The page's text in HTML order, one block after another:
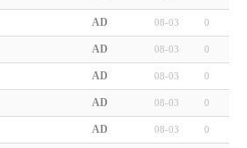
AD 08-03 0
AD 08-03 0
AD 08-03 0
AD 08-03 0
AD 08-03 0